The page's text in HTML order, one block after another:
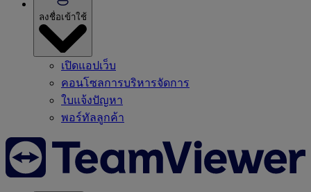
ลงชื่อเข้าใช้
เปิดแอปเว็บ
คอนโซลการบริหารจัดการ
ใบแจ้งปัญหา
พอร์ทัลลูกค้า